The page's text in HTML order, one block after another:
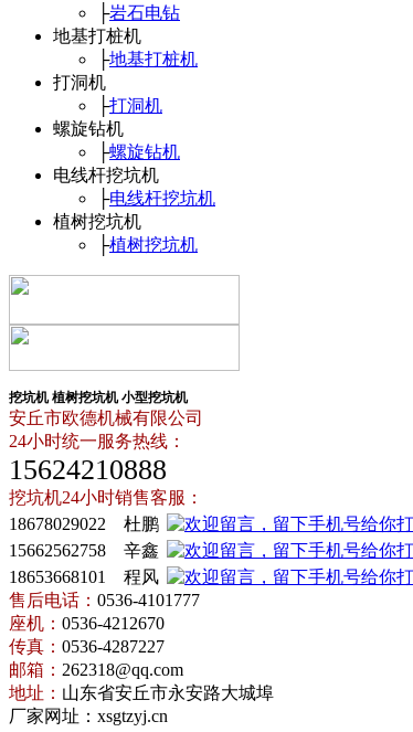
├岩石电钻
地基打桩机
├地基打桩机
打洞机
├打洞机
螺旋钻机
├螺旋钻机
电线杆挖坑机
├电线杆挖坑机
植树挖坑机
├植树挖坑机
挖坑机植树挖坑机小型挖坑机
安丘市欧德机械有限公司
24小时统一服务热线：
15624210888
挖坑机24小时销售客服：
18678029022 杜鹏
15662562758 辛鑫
18653668101 程风
售后电话： 0536-4101777
座机： 0536-4212670
传真： 0536-4287227
邮箱： 262318@qq.com
地址： 山东省安丘市永安路大城埠
厂家网址：xsgtzyj.cn